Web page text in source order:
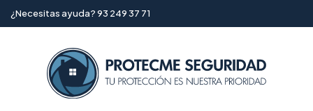
¿Necesitas ayuda? 93 249 37 71